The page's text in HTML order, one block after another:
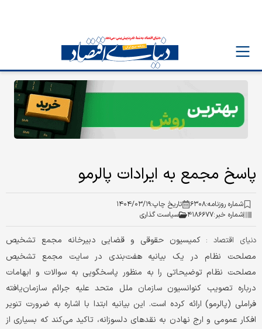
پاسخ مجمع به ایرادات پالرمو
شماره روزنامه:۶۳۰۸ تاریخ چاپ:۱۴۰۴/۰۳/۱۹
شماره خبر:۴۱۸۶۶۷۷ سیاست گذاری
دنیای اقتصاد :کمیسیون حقوقی و قضایی دبیرخانه مجمع تشخیص
مصلحت نظام در یک بیانیه هفت‌بندی در سایت مجمع تشخیص
مصلحت نظام توضیحاتی را به منظور پاسخگویی به سوالات و ابهامات
درباره تصویب کنوانسیون سازمان ملل متحد علیه جرائم سازمان‌یافته
فراملی (پالرمو) ارائه کرده است. این بیانیه ابتدا با اشاره به ضرورت تنویر
افکار عمومی و ارج نهادن به نقدهای دلسوزانه، تاکید می‌کند که بسیاری از